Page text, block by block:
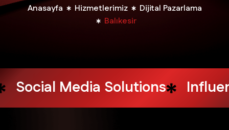
Anasayfa Hizmetlerimiz
Dijital Pazarlama
Balıkesir
Design Services Web Hosting